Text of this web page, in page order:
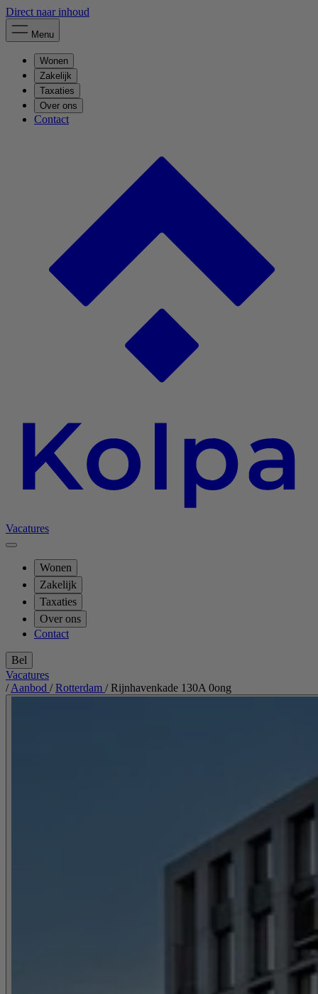
Direct naar inhoud
Menu
Wonen
Zakelijk
Taxaties
Over ons
Contact
Vacatures
Wonen
Zakelijk
Taxaties
Over ons
Contact
Bel
Vacatures
/ Aanbod / Rotterdam / Rijnhavenkade 130A 0ong